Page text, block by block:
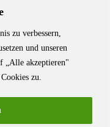
zu verbessern,
und unseren
„Alle akzeptieren"
zu.
für Autorinnen und
Veranstaltungsort für